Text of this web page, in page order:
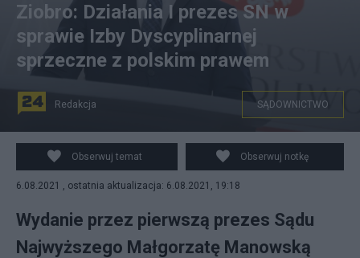
Zbigniew Ziobro. Fot. PAP
Ziobro: Działania I prezes SN w
sprawie Izby Dyscyplinarnej
sprzeczne z polskim prawem
Redakcja SĄDOWNICTWO
Obserwuj temat Obserwuj notkę
6.08.2021 , ostatnia aktualizacja: 6.08.2021, 19:18
Wydanie przez pierwszą prezes Sądu
Najwyższego Małgorzatę Manowską